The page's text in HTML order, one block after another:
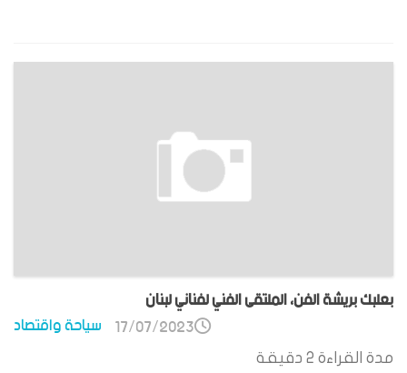
بعلبك بريشة الفن، الملتقى الفني لفناني لبنان
سياحة واقتصاد 17/07/2023
مدة القراءة 2 دقيقة